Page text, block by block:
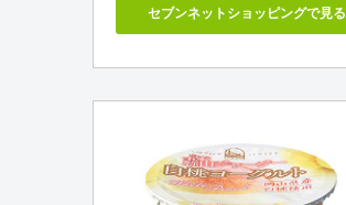
セブンネットショッピングで見る